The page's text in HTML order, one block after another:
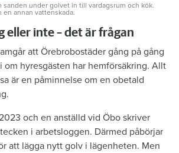
sanden under golvet in till vardagsrum och kök.
en annan vattenskada.
eller inte – det är frågan
att Örebrobostäder gång på gång
om hyresgästen har hemförsäkring. Allt
är en påminnelse om en obetald
och en anställd vid Öbo skriver
i arbetsloggen. Därmed påbörjar
att lägga nytt golv i lägenheten. Men